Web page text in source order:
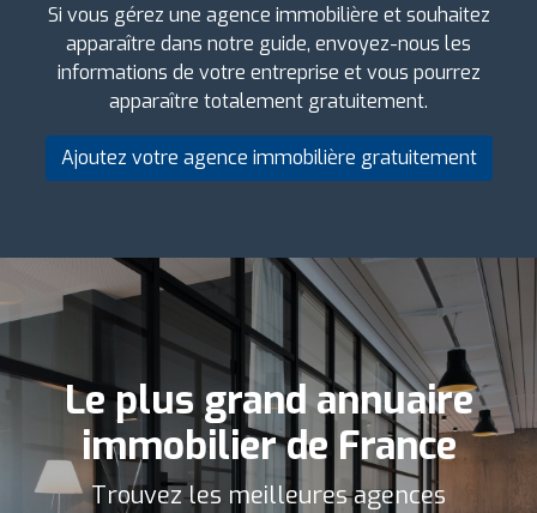
Si vous gérez une agence immobilière et souhaitez
apparaître dans notre guide, envoyez-nous les
informations de votre entreprise et vous pourrez
apparaître totalement gratuitement.
Ajoutez votre agence immobilière gratuitement
Le plus grand annuaire
immobilier de France
Trouvez les meilleures agences